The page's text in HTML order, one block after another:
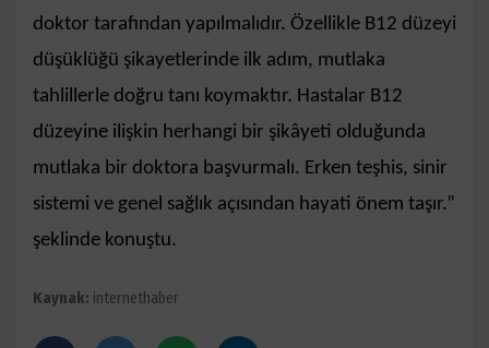
doktor tarafından yapılmalıdır. Özellikle B12 düzeyi
düşüklüğü şikayetlerinde ilk adım, mutlaka
tahlillerle doğru tanı koymaktır. Hastalar B12
düzeyine ilişkin herhangi bir şikâyeti olduğunda
mutlaka bir doktora başvurmalı. Erken teşhis, sinir
sistemi ve genel sağlık açısından hayati önem taşır.”
şeklinde konuştu.
Kaynak: internethaber